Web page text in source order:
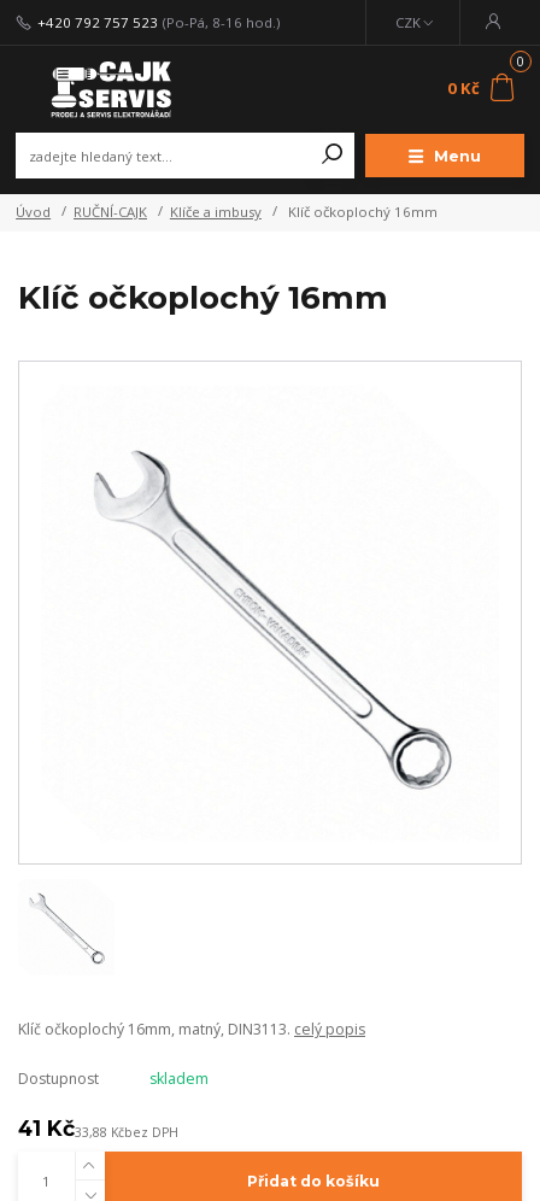
Menu
CZK
+420 792 757 523 (Po-Pá, 8-16 hod.)
0
0 Kč
Úvod RUČNÍ-CAJK Klíče a imbusy Klíč očkoplochý 16mm
Klíč očkoplochý 16mm
Klíč očkoplochý 16mm, matný, DIN3113. celý popis
Dostupnost skladem
41 Kč33,88 Kčbez DPH
Přidat do košíku